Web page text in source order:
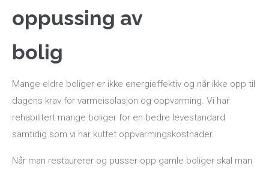
oppussing av
bolig
Mange eldre boliger er ikke energieffektiv og når ikke opp til
dagens krav for varmeisolasjon og oppvarming. Vi har
rehabilitert mange boliger for en bedre levestandard
samtidig som vi har kuttet oppvarmingskostnader.
Når man restaurerer og pusser opp gamle boliger skal man